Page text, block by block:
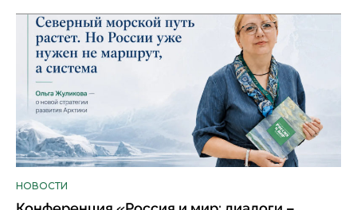
НОВОСТИ